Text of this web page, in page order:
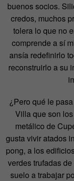
buenos socios.
credos, muchos
tolera lo que no
comprende a sí
ansía redefinirlo
reconstruirlo a su
¿Pero qué le
Villa que son los
metálico de
gusta vivir atados
pong, a los
verdes trufadas
suelo a trabajar